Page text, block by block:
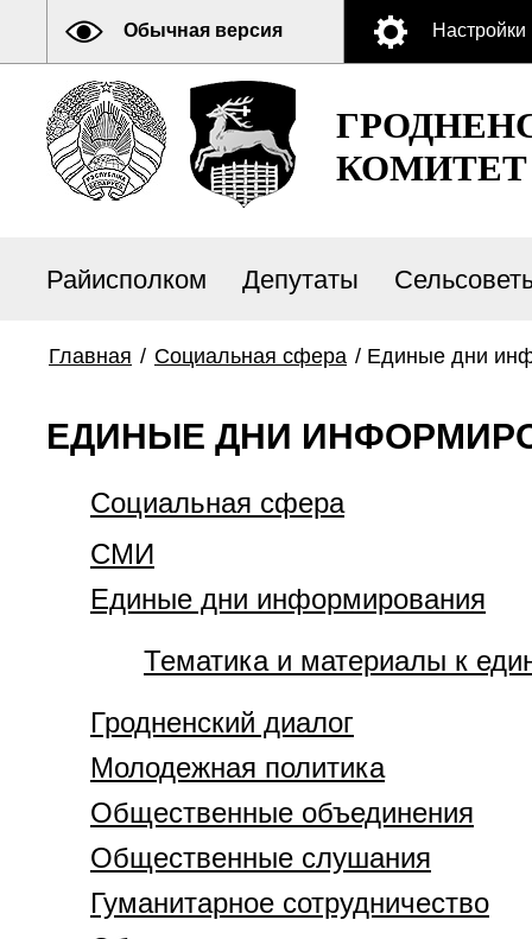
Обычная версия Настройки
КОМИТЕТ
Райисполком Депутаты
Главная / Социальная сфера / Единые дни
ЕДИНЫЕ ДНИ
Социальная сфера
СМИ
Единые дни информирования
Тематика и материалы к
Гродненский диалог
Молодежная политика
Общественные объединения
Общественные слушания
Гуманитарное сотрудничество